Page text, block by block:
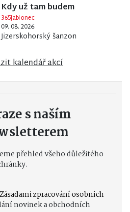
Kdy už tam budem
365Jablonec
09. 08. 2026
Jizerskohorský šanzon
kalendář akcí
s naším
přehled všeho důležitého
Zásadami zpracování osobních
novinek a obchodních